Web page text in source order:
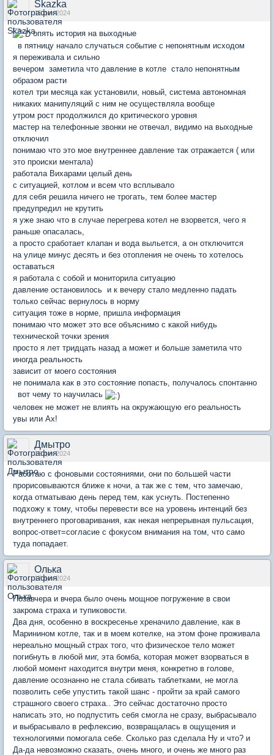
Skazka
15 дек 2024
опять история на выходные
в пятницу начало случаться событие с непонятным исходом
я переживала и сильно
вечером заметила что давление в котле стало непонятным
образом расти
котел три месяца как установили, новый, система автономная
никаких манипуляций с ним не осуществляла вообще
утром рост продолжился до критического уровня
мастер на телефонные звонки не отвечал, видимо на выходные
отключил
понимаю что это мое внутреннее давление так отражается ( или
это происки ментала)
работала Вихарами целый день
с ситуацией, котлом и всем что всплывало
для себя решила ничего не трогать, тем более мастер
предупредил не крутить
я уже знаю что в случае перегрева котел не взорвется, чего я
раньше опасалась,
а просто сработает клапан и вода выльется, а он отключится
на улице минус десять и без отопления не очень то хотелось
оставаться
я работала с собой и мониторила ситуацию
давление остановилось и к вечеру стало медленно падать
только сейчас вернулось в норму
ситуация тоже в норме, пришла информация
понимаю что может это все объяснимо с какой нибудь
технической точки зрения
просто я лет тридцать назад а может и больше заметила что
иногда реальность
зависит от моего состояния
не понимала как в это состояние попасть, получалось спонтанно
вот чему то научилась
человек не может не влиять на окружающую его реальность
увы или Ах!
Дмытро
15 дек 2024
Работаю с фоновыми состояниями, они по большей части
прорисовываются ближе к ночи, а так же с тем, что замечаю,
когда отматываю день перед тем, как уснуть. Постепенно
подхожу к тому, чтобы перевести все на уровень интенций без
внутреннего проговаривания, как некая непрерывная пульсация,
вопрос-ответ=согласие с фокусом внимания на том, что само
туда попадает.
Олька
17 дек 2024
Позавчера и вчера было очень мощное погружение в свои
закрома страха и тупиковости.
Два дня, особенно в воскресенье хреначило давление, как в
Маринином котле, так и в моем котелке, на этом фоне проживала
нереально мощный страх того, что физическое тело может
погибнуть в любой миг, эта бомба, которая может взорваться в
любой момент находится внутри меня, конкретно в голове,
давление осознанно не стала сбивать таблетками, не могла
позволить себе упустить такой шанс - пройти за край самого
страшного своего страха.. Это сейчас достаточно просто
написать это, но подпустить себя смогла не сразу, выбрасывало
и выбрасывало в рефлексию, возвращалась в ощущения и
технологиями помогала себе. Сколько раз сделала Ну и что? и
Да-да невозможно сказать, очень много, и очень же много раз